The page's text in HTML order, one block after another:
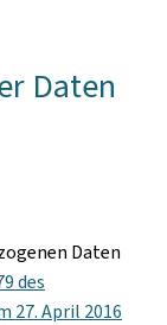
Daten
Daten
des
27. April 2016